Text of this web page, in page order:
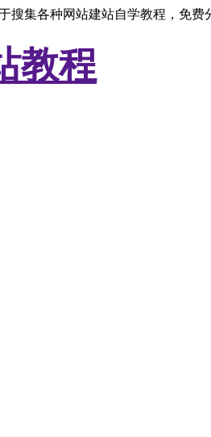
搜集各种网站建站自学教程，免